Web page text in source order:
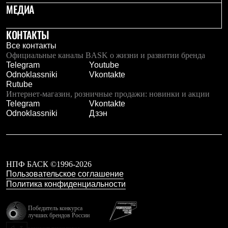
С синтетическим утеплителем
Аксессуары для спальников
Баулы
Кошельки
Сумки
Гермомешки
Полезные аксессуары
Книги
Еда
Коврики
Обувь
Ботинки
Кроссовки
Сапоги
Гамаши и бахилы
Гамаши
Бахилы
Тапочки и чуни
МЕДИА
КОНТАКТЫ
Все контакты
Официальные каналы BASK о жизни и развитии бренда
Telegram
Youtube
Odnoklassniki
Vkontakte
Rutube
Интернет-магазин, розничные продажи: новинки и акции
Telegram
Vkontakte
Odnoklassniki
Дзэн
НПФ БАСК ©1996-2026
Пользовательское соглашение
Политика конфиденциальности
Победитель конкурса
лучших брендов России